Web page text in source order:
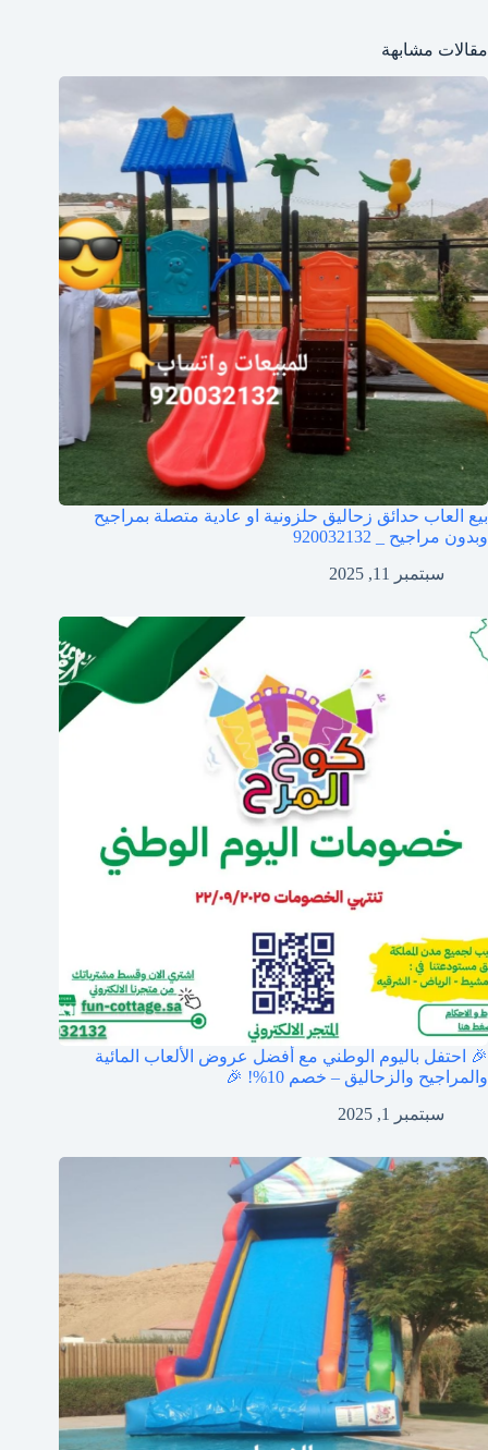
مقالات مشابهة
بيع العاب حدائق زحاليق حلزونية او عادية متصلة بمراجيح
وبدون مراجيح _ 920032132
سبتمبر 11, 2025
🎉 احتفل باليوم الوطني مع أفضل عروض الألعاب المائية
والمراجيح والزحاليق – خصم 10%! 🎉
سبتمبر 1, 2025